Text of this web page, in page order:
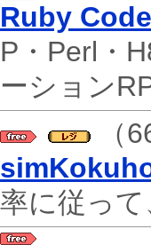
Ruby
P・Perl・
ーション
（
率に従っ